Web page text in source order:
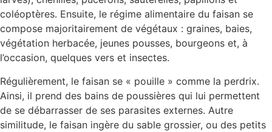
coléoptères. Ensuite, le régime alimentaire du faisan se
compose majoritairement de végétaux : graines, baies,
végétation herbacée, jeunes pousses, bourgeons et, à
l’occasion, quelques vers et insectes.
Régulièrement, le faisan se « pouille » comme la perdrix.
Ainsi, il prend des bains de poussières qui lui permettent
de se débarrasser de ses parasites externes. Autre
similitude, le faisan ingère du sable grossier, ou des petits